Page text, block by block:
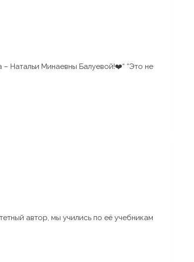
Натальи Минаевны Балуевой!❤️“ “Это не
автор, мы учились по её учебникам